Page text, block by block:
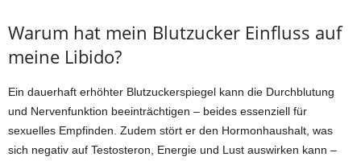
Warum hat mein Blutzucker Einfluss auf
meine Libido?
Ein dauerhaft erhöhter Blutzuckerspiegel kann die Durchblutung
und Nervenfunktion beeinträchtigen – beides essenziell für
sexuelles Empfinden. Zudem stört er den Hormonhaushalt, was
sich negativ auf Testosteron, Energie und Lust auswirken kann –